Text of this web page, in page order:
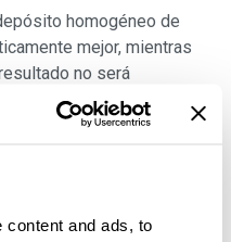
content and ads, to
homogéneo de
mejor, mientras
no será
un punto de vista
TIG
fuertes,